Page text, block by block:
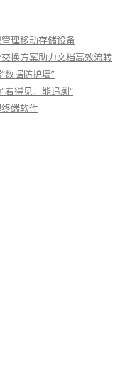
理移动存储设备
换方案助力文档高效流转
数据防护墙”
看得见，能追溯”
端软件